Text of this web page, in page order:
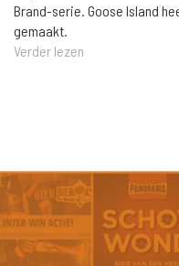
Brand-serie. Goose Island
gemaakt.
Verder lezen